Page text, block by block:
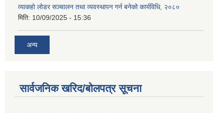
व्याकहो लोडर सञ्चालन तथा व्यवस्थापन गर्न बनेको कार्यविधि, २०८०
मिति: 10/09/2025 - 15:36
अन्य
सार्वजनिक खरिद/बोलपत्र सूचना